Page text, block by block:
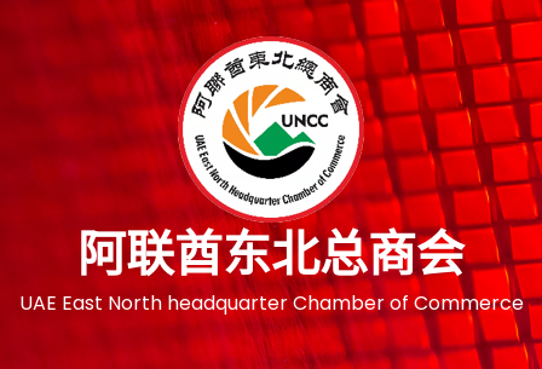
阿联酋东北总商会
UAE East North headquarter Chamber of Commerce